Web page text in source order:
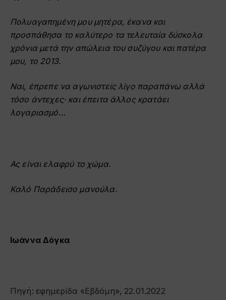
Πολυαγαπημένη μου μητέρα, έκανα και
προσπάθησα το καλύτερο τα τελευταία δύσκολα
χρόνια μετά την απώλεια του συζύγου και πατέρα
μου, το 2013.
Ναι, έπρεπε να αγωνιστείς λίγο παραπάνω αλλά
τόσο άντεχες· και έπειτα άλλος κρατάει
λογαριασμό…
Ας είναι ελαφρύ το χώμα.
Καλό Παράδεισο μανούλα.
Ιωάννα Δόγκα
Πηγή: εφημερίδα «Εβδόμη», 22.01.2022